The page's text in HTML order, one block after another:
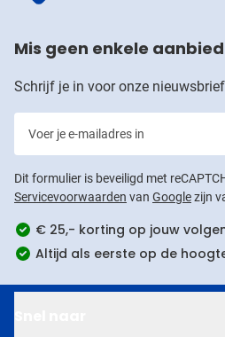
Mis geen enkele
Schrijf je in voor onze
Dit formulier is beveiligd met
Servicevoorwaarden van Googlezijn
€ 25,- korting op jouw
Altijd als eerste op de